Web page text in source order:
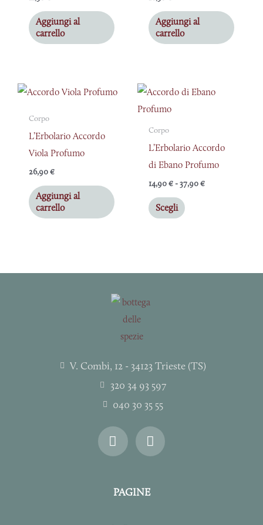
Aggiungi al
carrello
Aggiungi al
carrello
Corpo
L’Erbolario Accordo
Viola Profumo
26,90€
Aggiungi al
carrello
Corpo
L’Erbolario Accordo
di Ebano Profumo
14,90€ -37,90€
Fascia
di
37,90 €
Scegli
Questo
più
varianti.
possono
V. Combi, 12 - 34123 Trieste (TS)
320 34 93 597
040 30 35 55
I
n
s
a
g
F
a
c
b
o
PAGINE